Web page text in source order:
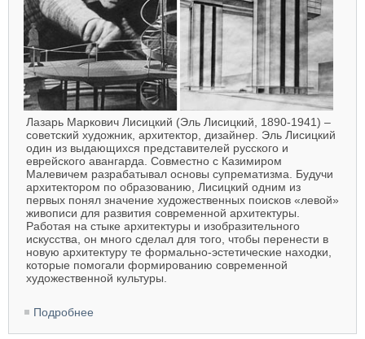
Лазарь Маркович Лисицкий (Эль Лисицкий, 1890-1941) –
советский художник, архитектор, дизайнер. Эль Лисицкий
один из выдающихся представителей русского и
еврейского авангарда. Совместно с Казимиром
Малевичем разрабатывал основы супрематизма. Будучи
архитектором по образованию, Лисицкий одним из
первых понял значение художественных поисков «левой»
живописи для развития современной архитектуры.
Работая на стыке архитектуры и изобразительного
искусства, он много сделал для того, чтобы перенести в
новую архитектуру те формально-эстетические находки,
которые помогали формированию современной
художественной культуры.
Подробнее